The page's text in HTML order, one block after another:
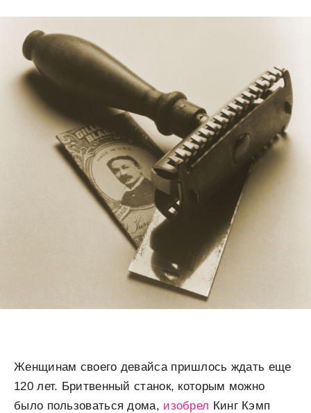
Женщинам своего девайса пришлось ждать еще
120 лет. Бритвенный станок, которым можно
было пользоваться дома, изобрел Кинг Кэмп